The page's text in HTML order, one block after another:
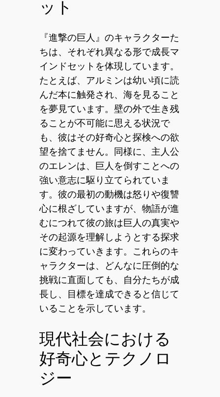
ット
『進撃の巨人』のキャラクターた
ちは、それぞれ異なる形で成長マ
インドセットを体現しています。
たとえば、アルミンは幼い頃に読
んだ本に触発され、海を見ること
を夢見ています。壁の外で生き残
ることが不可能に思える状況で
も、彼はその好奇心と探検への欲
望を捨てません。同様に、主人公
のエレンは、巨人を倒すことへの
強い意志に駆り立てられていま
す。彼の最初の動機は怒りや復讐
心に根ざしていますが、物語が進
むにつれて彼の旅は巨人の真実や
その起源を理解しようとする探求
に変わっていきます。これらのキ
ャラクターは、どんなに圧倒的な
挑戦に直面しても、自分たちが成
長し、目標を達成できると信じて
いることを示しています。
現代社会における
好奇心とテクノロ
ジー